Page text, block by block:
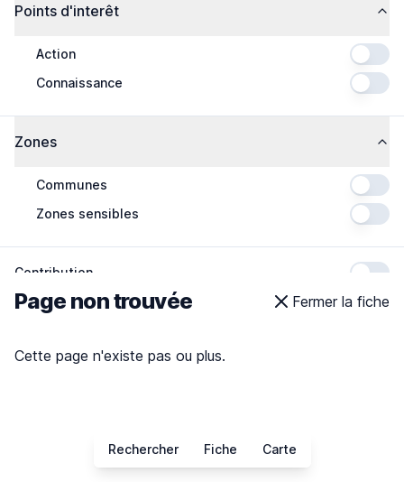
Points d'interêt
Action
Connaissance
Zones
Communes
Zones sensibles
Contribution
Page non trouvée Fermer la fiche
Cette page n'existe pas ou plus.
Rechercher Fiche Carte